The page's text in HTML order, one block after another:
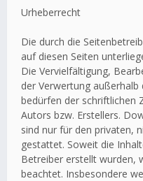
Urheberrecht
Die durch die
auf diesen Seiten
Die Vervielfältigung,
der Verwertung
bedürfen der schriftlichen
Autors bzw. Erstellers.
sind nur für den privaten,
gestattet. Soweit die
Betreiber erstellt wurden,
beachtet. Insbesondere